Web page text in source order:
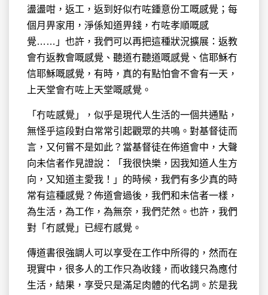
盪盪咁，返工，返到好似冇咗鍾意份工嘅感覺；每
個月畀家用，淨係知道畀錢，冇咗孝順嘅感
覺……」也許，我們可以再把這種狀況擴展：返教
會冇返教會嘅感覺、聽道冇聽道嘅感覺、信耶穌冇
信耶穌嘅感覺，有時，真的有點怕會不會有一天，
上天堂會冇咗上天堂嘅感覺。
「冇咗感覺」，似乎是現代人生活的一個共通點，
無怪乎這段對白常常引起觀眾的共鳴。對基督徒而
言，又何嘗不是如此？當基督徒在佈道會中，大聲
向未信者作見證說：「我很快樂，因我知道人生方
向，又知道主愛我！」的時候，我們有多少真的時
常有這種感覺？佈道會過後，我們和未信者一樣，
為生活，為工作，為無奈，我們茫然。也許，我們
對「冇感覺」已經冇感覺。
傳道書很強調人可以享受在工作中所得的，然而在
現實中，很多人的工作只為收錢，而收錢只為應付
生活，結果，享受只是滿足肉體的代名詞。於是我